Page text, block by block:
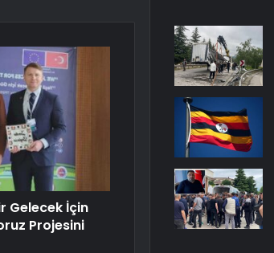
Gelecek İçin
Projesini